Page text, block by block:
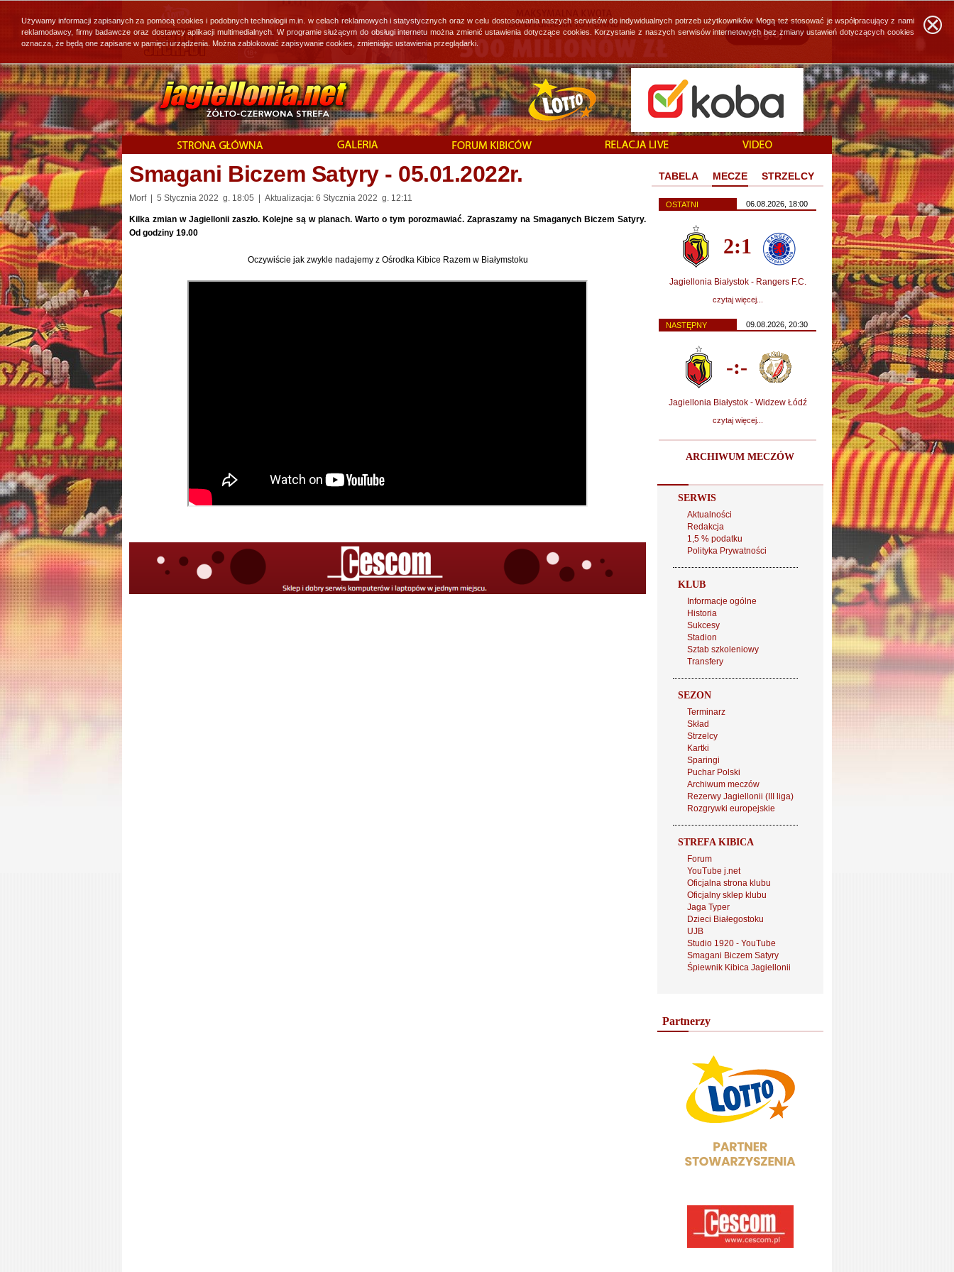
Smagani Biczem Satyry - 05.01.2022r.
Morf | 5 Stycznia 2022 g. 18:05 | Aktualizacja: 6 Stycznia 2022 g. 12:11
Kilka zmian w Jagiellonii zaszło. Kolejne są w planach. Warto o tym porozmawiać. Zapraszamy na Smaganych Biczem Satyry.
Od godziny 19.00
Oczywiście jak zwykle nadajemy z Ośrodka Kibice Razem w Białymstoku
TABELA MECZE STRZELCY
OSTATNI 06.08.2026, 18:00
2:1
Jagiellonia Białystok - Rangers F.C.
czytaj więcej...
NASTĘPNY 09.08.2026, 20:30
-:-
Jagiellonia Białystok - Widzew Łódź
czytaj więcej...
ARCHIWUM MECZÓW
SERWIS
Aktualności
Redakcja
1,5 % podatku
Polityka Prywatności
KLUB
Informacje ogólne
Historia
Sukcesy
Stadion
Sztab szkoleniowy
Transfery
SEZON
Terminarz
Skład
Strzelcy
Kartki
Sparingi
Puchar Polski
Archiwum meczów
Rezerwy Jagiellonii (III liga)
Rozgrywki europejskie
STREFA KIBICA
Forum
YouTube j.net
Oficjalna strona klubu
Oficjalny sklep klubu
Jaga Typer
Dzieci Białegostoku
UJB
Studio 1920 - YouTube
Smagani Biczem Satyry
Śpiewnik Kibica Jagiellonii
Partnerzy
Używamy informacji zapisanych za pomocą cookies i podobnych technologii m.in. w celach reklamowych i statystycznych oraz w celu dostosowania naszych serwisów do indywidualnych potrzeb użytkowników. Mogą też stosować je współpracujący z nami
reklamodawcy, firmy badawcze oraz dostawcy aplikacji multimedialnych. W programie służącym do obsługi internetu można zmienić ustawienia dotyczące cookies. Korzystanie z naszych serwisów internetowych bez zmiany ustawień dotyczących cookies
oznacza, że będą one zapisane w pamięci urządzenia. Można zablokować zapisywanie cookies, zmieniając ustawienia przeglądarki.